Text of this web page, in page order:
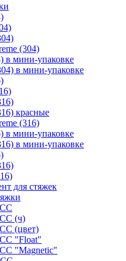
(304)
в мини-упаковке
в мини-упаковке
красные
(316)
в мини-упаковке
в мини-упаковке
для стяжек
(ч)
(цвет)
"Float"
"Magnetic"